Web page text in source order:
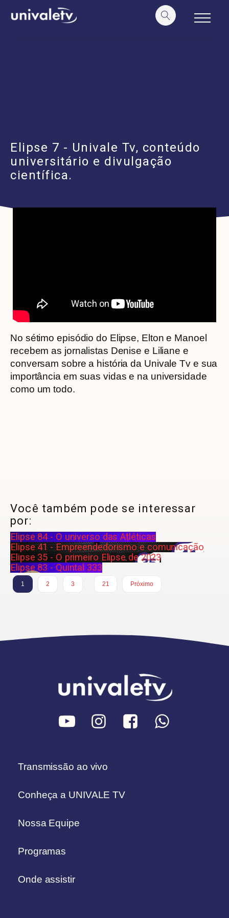
conteúdo
Elipse 7 - Univale Tv, conteúdo
universitário e divulgação
científica.
No sétimo episódio do Elipse, Elton e Manoel
recebem as jornalistas Denise e Liliane e
conversam sobre a história da Univale Tv e sua
importância em suas vidas e na universidade
como um todo.
Você também pode se interessar
por:
Elipse 84 - O universo das Atléticas
Elipse 41 - Empreendedorismo e comunicação
Elipse 35 - O primeiro Elipse de 2023
Elipse 83 - Quintal 333
1 2 3
21
Próximo
Transmissão ao vivo
Conheça a UNIVALE TV
Nossa Equipe
Programas
Onde assistir